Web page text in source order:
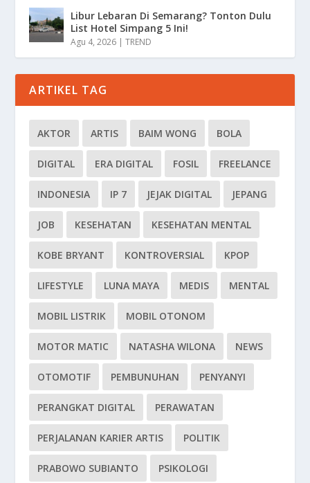
Libur Lebaran Di Semarang? Tonton Dulu
List Hotel Simpang 5 Ini!
Agu 4, 2026 |TREND
ARTIKEL TAG
AKTOR ARTIS BAIM WONG BOLA
DIGITAL ERA DIGITAL FOSIL FREELANCE
INDONESIA IP 7 JEJAK DIGITAL JEPANG
JOB KESEHATAN KESEHATAN MENTAL
KOBE BRYANT KONTROVERSIAL KPOP
LIFESTYLE LUNA MAYA MEDIS MENTAL
MOBIL LISTRIK MOBIL OTONOM
MOTOR MATIC NATASHA WILONA NEWS
OTOMOTIF PEMBUNUHAN PENYANYI
PERANGKAT DIGITAL PERAWATAN
PERJALANAN KARIER ARTIS POLITIK
PRABOWO SUBIANTO PSIKOLOGI